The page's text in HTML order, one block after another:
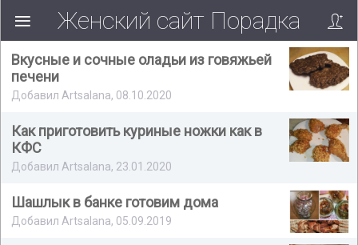
Женский сайт Порадка
Вкусные и сочные оладьи из говяжьей
печени
Добавил Artsalana, 08.10.2020
Как приготовить куриные ножки как в
КФС
Добавил Artsalana, 23.01.2020
Шашлык в банке готовим дома
Добавил Artsalana, 05.09.2019